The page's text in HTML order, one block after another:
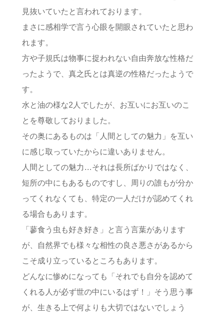
見抜いていたと言われております。
まさに感相学で言う心眼を開眼されていたと思わ
れます。
方や子規氏は物事に捉われない自由奔放な性格だ
ったようで、真之氏とは真逆の性格だったようで
す。
水と油の様な2人でしたが、お互いにお互いのこ
とを尊敬しておりました。
その奥にあるものは「人間としての魅力」を互い
に感じ取っていたからに違いありません。
人間としての魅力…それは長所ばかりではなく、
短所の中にもあるものですし、周りの誰もが分か
ってくれなくても、特定の一人だけが認めてくれ
る場合もあります。
「蓼食う虫も好き好き」と言う言葉があります
が、自然界でも様々な相性の良さ悪さがあるから
こそ成り立っているところもあります。
どんなに惨めになっても「それでも自分を認めて
くれる人が必ず世の中にいるはず！」そう思う事
が、生きる上で何よりも大切ではないでしょう